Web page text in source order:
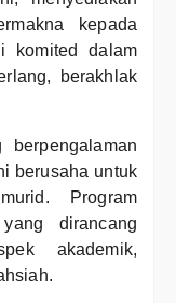
kepada
komited dalam
berakhlak
berusaha untuk
Program
dirancang
akademik,